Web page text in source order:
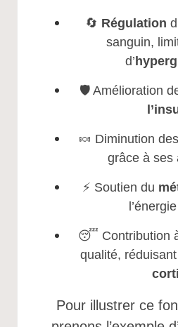
🔄 Régulation
sanguin,
d’
🛡️ Amélioration
🍬 Diminution
grâce à ses
⚡ Soutien du
😴 Contribution
qualité,
Pour illustrer ce